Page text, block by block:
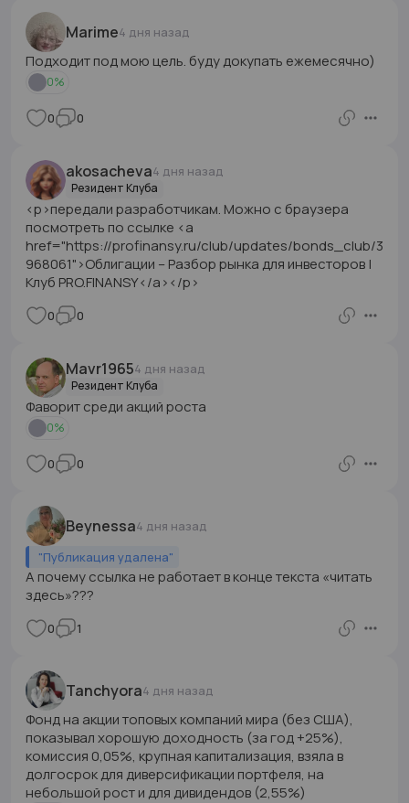
Marime4 дня назад
Подходит под мою цель. буду докупать ежемесячно)
0%
0 0
akosacheva4 дня назад
Резидент Клуба
<p>передали разработчикам. Можно с браузера
посмотреть по ссылке <a
href="https://profinansy.ru/club/updates/bonds_club/3
968061">Облигации – Разбор рынка для инвесторов |
Клуб PRO.FINANSY</a></p>
0 0
Mavr19654 дня назад
Резидент Клуба
Фаворит среди акций роста
0%
0 0
Beynessa4 дня назад
"Публикация удалена"
А почему ссылка не работает в конце текста «читать
здесь»???
0 1
Tanchyora4 дня назад
Фонд на акции топовых компаний мира (без США),
показывал хорошую доходность (за год +25%),
комиссия 0,05%, крупная капитализация, взяла в
долгосрок для диверсификации портфеля, на
небольшой рост и для дивидендов (2,55%)